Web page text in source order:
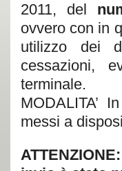
2011, del
ovvero con in
utilizzo dei
cessazioni,
terminale.
MODALITA’
messi a
ATTENZIONE: